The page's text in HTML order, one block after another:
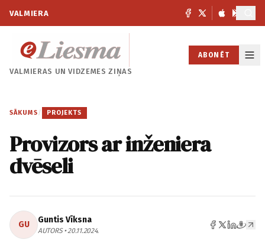
VALMIERA
VALMIERAS UNVIDZEMES ZIŅAS
ABONĒT
SĀKUMS / PROJEKTS
Provizors ar inženiera
dvēseli
GU Guntis Vīksna
AUTORS • 20.11.2024.